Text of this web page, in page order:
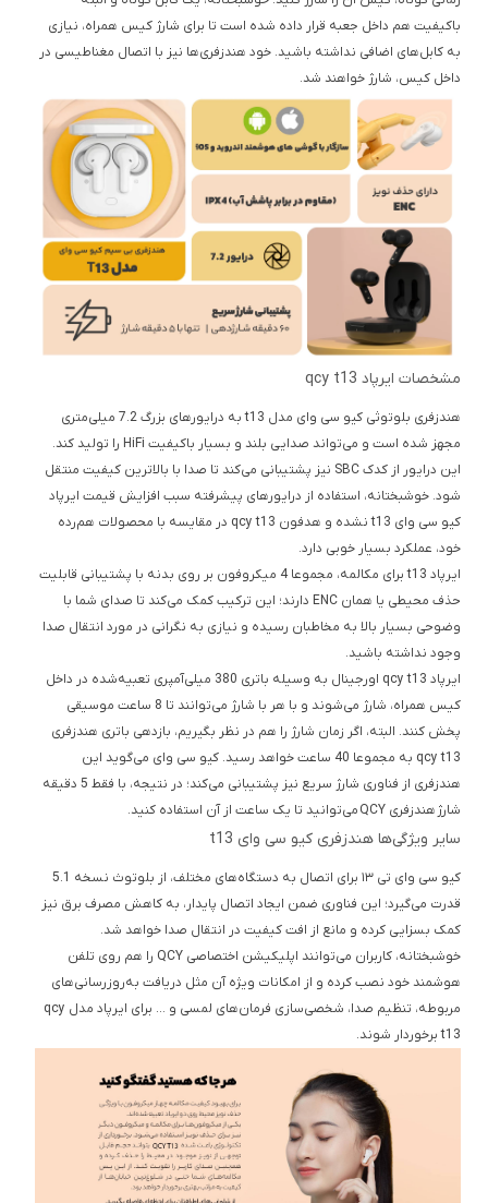
باکیفیت هم داخل جعبه قرار داده شده است تا برای شارژ کیس همراه، نیازی
به کابل‌های اضافی نداشته باشید. خود هندزفری‌ها نیز با اتصال مغناطیسی در
داخل کیس، شارژ خواهند شد.
مشخصات ایرپاد qcy t13
هندزفری بلوتوثی کیو سی وای مدل t13 به درایورهای بزرگ 7.2 میلی‌متری
مجهز شده است و می‌تواند صدایی بلند و بسیار باکیفیت HiFi را تولید کند.
این درایور از کدک SBC نیز پشتیبانی می‌کند تا صدا با بالاترین کیفیت منتقل
شود. خوشبختانه، استفاده از درایورهای پیشرفته سبب افزایش قیمت ایرپاد
کیو سی وای t13 نشده و هدفون qcy t13 در مقایسه با محصولات هم‌رده
خود، عملکرد بسیار خوبی دارد.
ایرپاد t13 برای مکالمه، مجموعا 4 میکروفون بر روی بدنه با پشتیبانی قابلیت
حذف محیطی یا همان ENC دارند؛ این ترکیب کمک می‌کند تا صدای شما با
وضوحی بسیار بالا به مخاطبان رسیده و نیازی به نگرانی در مورد انتقال صدا
وجود نداشته باشید.
ایرپاد qcy t13 اورجینال به وسیله باتری 380 میلی‌آمپری تعبیه‌شده در داخل
کیس همراه، شارژ می‌شوند و با هر با شارژ می‌توانند تا 8 ساعت موسیقی
پخش کنند. البته، اگر زمان شارژ را هم در نظر بگیریم، بازدهی باتری هندزفری
qcy t13 به مجموعا 40 ساعت خواهد رسید. کیو سی وای می‌گوید این
هندزفری از فناوری شارژ سریع نیز پشتیبانی می‌کند؛ در نتیجه، با فقط 5 دقیقه
شارژ هندزفری QCY می‌توانید تا یک ساعت از آن استفاده کنید.
سایر ویژگی‌ها هندزفری کیو سی وای t13
کیو سی وای تی ۱۳ برای اتصال به دستگاه‌های مختلف، از بلوتوث نسخه 5.1
قدرت می‌گیرد؛ این فناوری ضمن ایجاد اتصال پایدار، به کاهش مصرف برق نیز
کمک بسزایی کرده و مانع از افت کیفیت در انتقال صدا خواهد شد.
خوشبختانه، کاربران می‌توانند اپلیکیشن اختصاصی QCY را هم روی تلفن
هوشمند خود نصب کرده و از امکانات ویژه آن مثل دریافت به‌روزرسانی‌های
مربوطه، تنظیم صدا، شخصی‌سازی فرمان‌های لمسی و … برای ایرپاد مدل qcy
t13 برخوردار شوند.